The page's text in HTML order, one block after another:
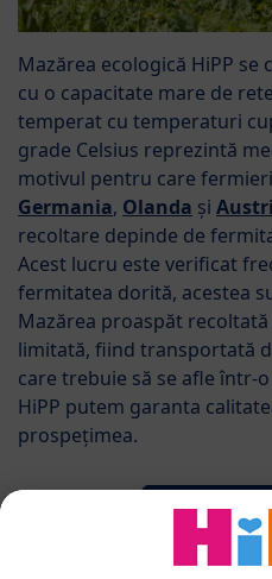
Mazărea ecologică HiPP
cu o capacitate mare de
temperat cu temperaturi
grade Celsius reprezintă
motivul pentru care
Germania, Olanda și
recoltare depinde de
Acest lucru este verificat
fermitatea dorită, acestea
Mazărea proaspăt
limitată, fiind transportată
care trebuie să se afle într-
HiPP putem garanta
prospețimea.
Către